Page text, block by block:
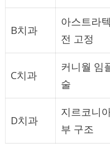
B치과
아스트라
전 고정
C치과
커니월 임
술
D치과
지르코니
부 구조